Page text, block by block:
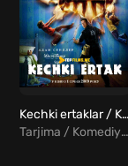
Kechki ertaklar / Kechgi ertaklar / Oqshom ertaklari / Tungi ertaklar Uzbek tilida
Tarjima / Komediya / Melodrama / Sarguzasht / Fantastika